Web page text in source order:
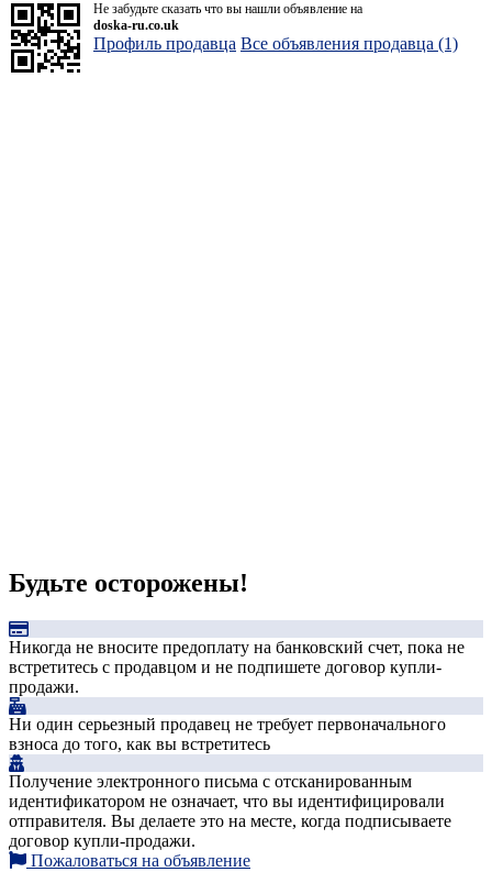
Не забудьте сказать что вы нашли объявление на
doska-ru.co.uk
Профиль продавца Все объявления продавца (1)
Будьте осторожены!
Никогда не вносите предоплату на банковский счет, пока не
встретитесь с продавцом и не подпишете договор купли-
продажи.
Ни один серьезный продавец не требует первоначального
взноса до того, как вы встретитесь
Получение электронного письма с отсканированным
идентификатором не означает, что вы идентифицировали
отправителя. Вы делаете это на месте, когда подписываете
договор купли-продажи.
Пожаловаться на объявление